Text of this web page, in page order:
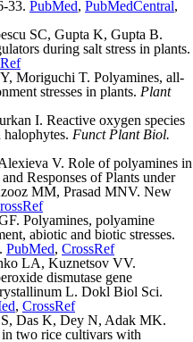
33. PubMed, PubMedCentral,
SC, Gupta K, Gupta B.
during salt stress in plants.
Moriguchi T. Polyamines, all-
stresses in plants. Plant
I. Reactive oxygen species
Funct Plant Biol.
V. Role of polyamines in
Responses of Plants under
MM, Prasad MNV. New
Polyamines, polyamine
abiotic and biotic stresses.
PubMed, CrossRef
LA, Kuznetsov VV.
dismutase gene
L. Dokl Biol Sci.
, CrossRef
Das K, Dey N, Adak MK.
two rice cultivars with